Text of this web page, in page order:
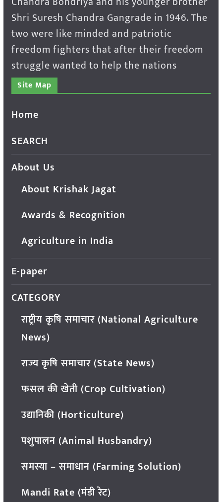
Shri Suresh Chandra Gangrade in 1946. The
two were like minded and patriotic
freedom fighters that after their freedom
struggle wanted to help the nations
Site Map
Home
SEARCH
About Us
About Krishak Jagat
Awards & Recognition
Agriculture in India
E-paper
CATEGORY
राष्ट्रीय कृषि समाचार (National Agriculture
News)
राज्य कृषि समाचार (State News)
फसल की खेती (Crop Cultivation)
उद्यानिकी (Horticulture)
पशुपालन (Animal Husbandry)
समस्या – समाधान (Farming Solution)
Mandi Rate (मंडी रेट)